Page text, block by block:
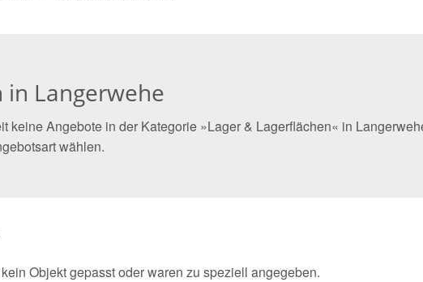
in Langerwehe
keine Angebote in der Kategorie »Lager & Lagerflächen« in
wählen.
Objekt gepasst oder waren zu speziell angegeben.